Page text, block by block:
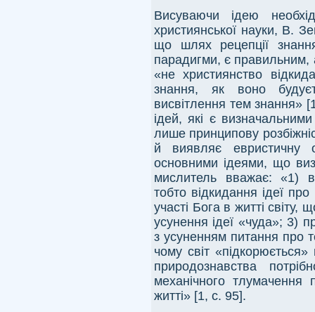
Висуваючи ідею
християнської науки, В.
що шлях рецепції
парадигми, є правильним,
«не християнство
знання, як воно
висвітлення тем знання»
ідей, які є
лише принципову
й виявляє евристичну
основними ідеями, що
мислитель вважає: «1)
тобто відкидання ідеї
участі Бога в житті
усунення ідеї «чуда»; 3)
з усуненням питання про
чому світ
природознавства
механічного тлумачення
житті» [1, с. 95].